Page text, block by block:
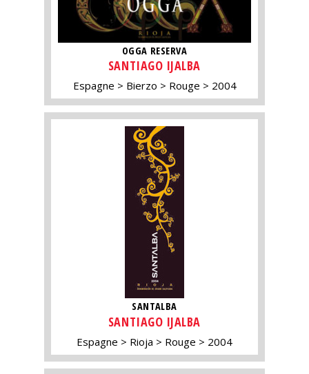
OGGA RESERVA
SANTIAGO IJALBA
Espagne Bierzo Rouge 2004
SANTALBA
SANTIAGO IJALBA
Espagne Rioja Rouge 2004